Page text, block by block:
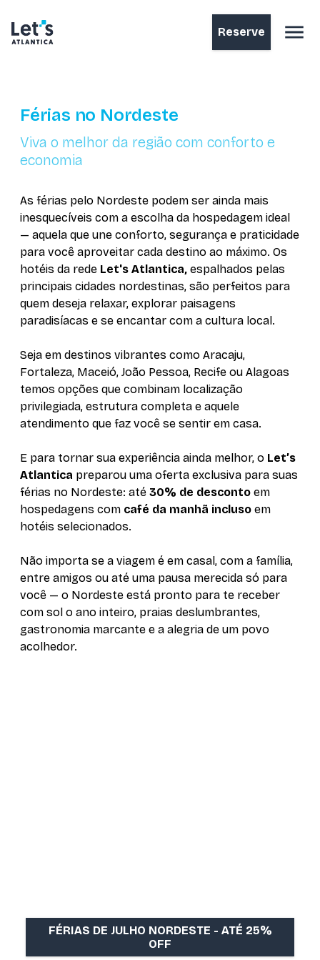
Reserve
Férias no Nordeste
Viva o melhor da região com conforto e
economia
As férias pelo Nordeste podem ser ainda mais
inesquecíveis com a escolha da hospedagem ideal
— aquela que une conforto, segurança e praticidade
para você aproveitar cada destino ao máximo. Os
hotéis da rede Let's Atlantica, espalhados pelas
principais cidades nordestinas, são perfeitos para
quem deseja relaxar, explorar paisagens
paradisíacas e se encantar com a cultura local.
Seja em destinos vibrantes como Aracaju,
Fortaleza, Maceió, João Pessoa, Recife ou Alagoas
temos opções que combinam localização
privilegiada, estrutura completa e aquele
atendimento que faz você se sentir em casa.
E para tornar sua experiência ainda melhor, o Let’s
Atlantica preparou uma oferta exclusiva para suas
férias no Nordeste: até 30% de desconto em
hospedagens com café da manhã incluso em
hotéis selecionados.
Não importa se a viagem é em casal, com a família,
entre amigos ou até uma pausa merecida só para
você — o Nordeste está pronto para te receber
com sol o ano inteiro, praias deslumbrantes,
gastronomia marcante e a alegria de um povo
acolhedor.
FÉRIAS DE JULHO NORDESTE - ATÉ 25%
OFF